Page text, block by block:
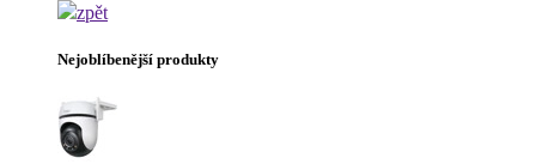
zpět
Nejoblíbenější produkty